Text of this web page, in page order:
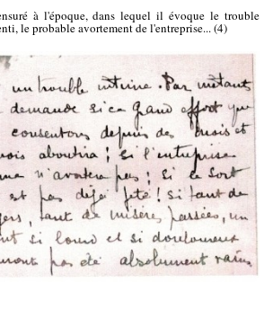
à l'époque, dans lequel il évoque le trouble
le probable avortement de l'entreprise... (4)